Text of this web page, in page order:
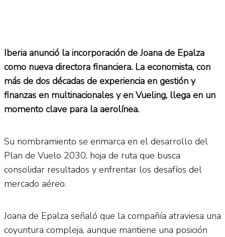
Iberia anunció la incorporación de Joana de Epalza
como nueva directora financiera. La economista, con
más de dos décadas de experiencia en gestión y
finanzas en multinacionales y en Vueling, llega en un
momento clave para la aerolínea.
Su nombramiento se enmarca en el desarrollo del
Plan de Vuelo 2030, hoja de ruta que busca
consolidar resultados y enfrentar los desafíos del
mercado aéreo.
Joana de Epalza señaló que la compañía atraviesa una
coyuntura compleja, aunque mantiene una posición